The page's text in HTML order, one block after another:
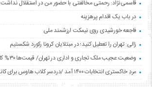
قاسمی‌نژاد: رحمتی مخالفتی با حضور من در استقلال نداشت
در باب یک اقدام پرهزینه
فاجعه خورشیدی روی نیمکت ارزشمند ملی
زالی: تهران را تعطیل کنید؛ در مبتلایان کرونا رکورد شکستیم
وضعیت عجیب ملک تجاری و اداری در تهران/ قیمت‌ها ۳۰% کاهش یافت
مردِ خاکستری انتخابات ۱۴۰۰ آمد /دردسر کلاب هاوس برای کاندیداها